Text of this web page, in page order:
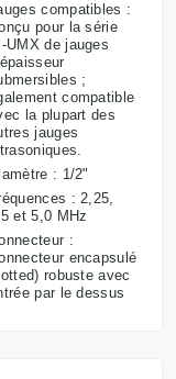
compatibles :
pour la série
UMX de jauges
;
compatible
la plupart des
jauges
: 1/2"
: 2,25,
et 5,0 MHz
:
encapsulé
robuste avec
par le dessus